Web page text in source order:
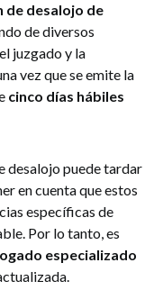
de desalojo de
de diversos
juzgado y la
vez que se emite la
cinco días hábiles
desalojo puede tardar
en cuenta que estos
específicas de
Por lo tanto, es
especializado